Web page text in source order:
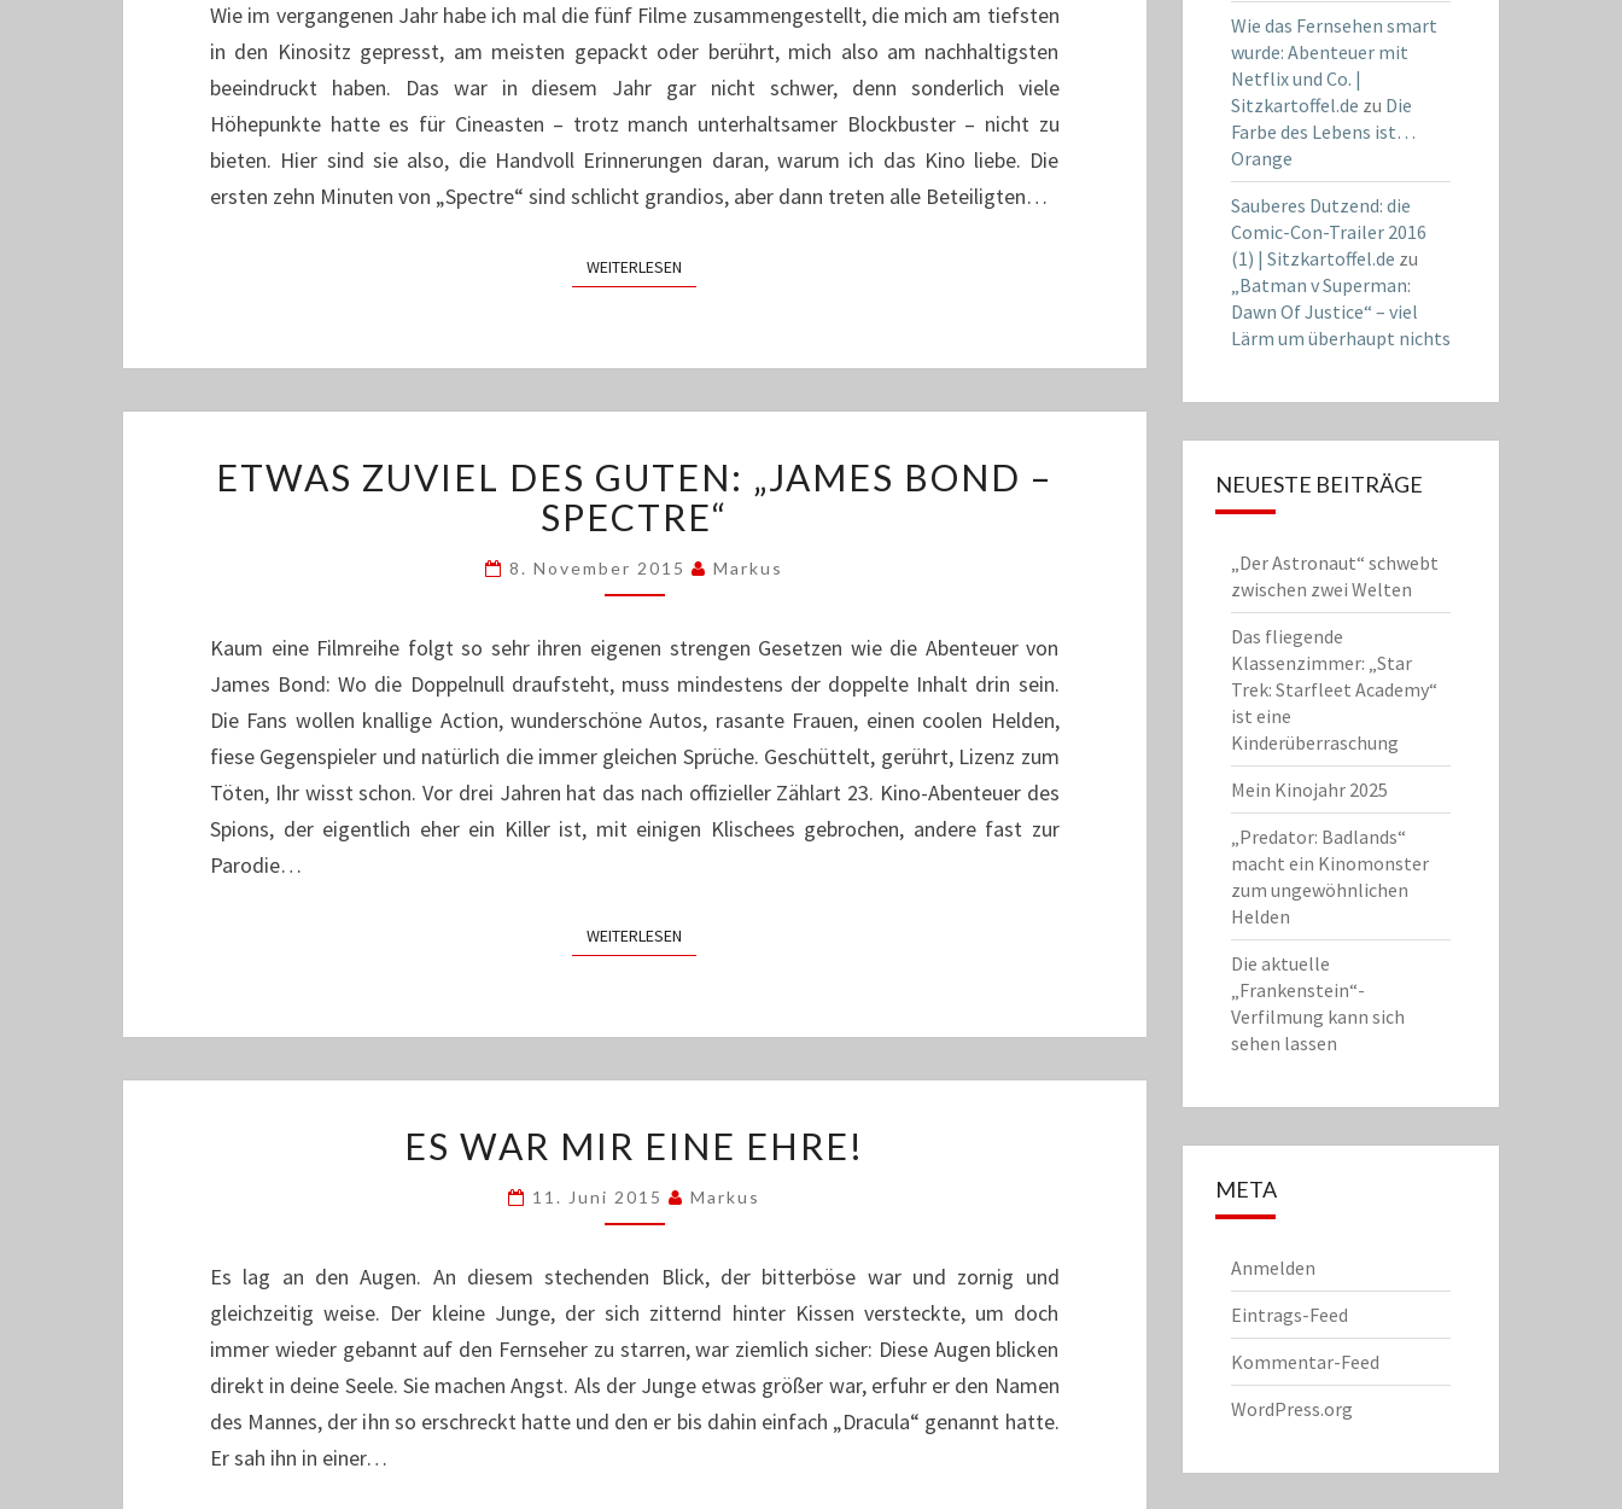
Wie im vergangenen Jahr habe ich mal die fünf Filme zusammengestellt, die mich am tiefsten
in den Kinositz gepresst, am meisten gepackt oder berührt, mich also am nachhaltigsten
beeindruckt haben. Das war in diesem Jahr gar nicht schwer, denn sonderlich viele
Höhepunkte hatte es für Cineasten – trotz manch unterhaltsamer Blockbuster – nicht zu
bieten. Hier sind sie also, die Handvoll Erinnerungen daran, warum ich das Kino liebe. Die
ersten zehn Minuten von „Spectre“ sind schlicht grandios, aber dann treten alle Beteiligten…
WEITERLESEN
ZUVIEL
DES
GUTEN:
„JAMES
BOND
SPECTRE“
ETWAS ZUVIEL DES GUTEN: „JAMES BOND –
SPECTRE“
8. November 2015 Markus
Kaum eine Filmreihe folgt so sehr ihren eigenen strengen Gesetzen wie die Abenteuer von
James Bond: Wo die Doppelnull draufsteht, muss mindestens der doppelte Inhalt drin sein.
Die Fans wollen knallige Action, wunderschöne Autos, rasante Frauen, einen coolen Helden,
fiese Gegenspieler und natürlich die immer gleichen Sprüche. Geschüttelt, gerührt, Lizenz zum
Töten, Ihr wisst schon. Vor drei Jahren hat das nach offizieller Zählart 23. Kino-Abenteuer des
Spions, der eigentlich eher ein Killer ist, mit einigen Klischees gebrochen, andere fast zur
Parodie…
WEITERLESEN
WAR
EINE
ES WAR MIR EINE EHRE!
11. Juni 2015 Markus
Es lag an den Augen. An diesem stechenden Blick, der bitterböse war und zornig und
gleichzeitig weise. Der kleine Junge, der sich zitternd hinter Kissen versteckte, um doch
immer wieder gebannt auf den Fernseher zu starren, war ziemlich sicher: Diese Augen blicken
direkt in deine Seele. Sie machen Angst. Als der Junge etwas größer war, erfuhr er den Namen
des Mannes, der ihn so erschreckt hatte und den er bis dahin einfach „Dracula“ genannt hatte.
Er sah ihn in einer…
Wie das Fernsehen smart
wurde: Abenteuer mit
Netflix und Co. |
Sitzkartoffel.de zu Die
Farbe des Lebens ist…
Orange
Sauberes Dutzend: die
Comic-Con-Trailer 2016
(1) | Sitzkartoffel.de zu
„Batman v Superman:
Dawn Of Justice“ – viel
Lärm um überhaupt nichts
NEUESTE BEITRÄGE
„Der Astronaut“ schwebt
zwischen zwei Welten
Das fliegende
Klassenzimmer: „Star
Trek: Starfleet Academy“
ist eine
Kinderüberraschung
Mein Kinojahr 2025
„Predator: Badlands“
macht ein Kinomonster
zum ungewöhnlichen
Helden
Die aktuelle
„Frankenstein“-
Verfilmung kann sich
sehen lassen
META
Anmelden
Eintrags-Feed
Kommentar-Feed
WordPress.org